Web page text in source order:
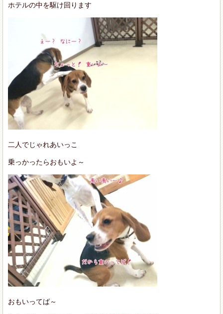
ホテルの中を駆け回ります
二人でじゃれあいっこ
乗っかったらおもいよ～
おもいってば～